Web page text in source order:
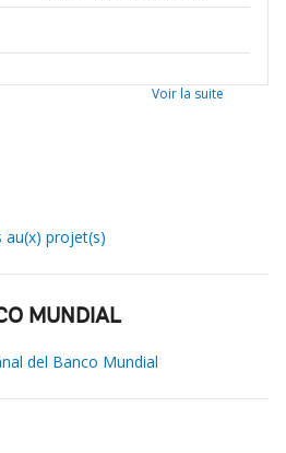
Voir la suite
au(x) projet(s)
MUNDIAL
del Banco Mundial